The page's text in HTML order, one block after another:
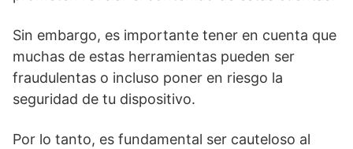
Sin embargo, es importante ‍tener en cuenta que
muchas de estas herramientas ⁤pueden ⁣ser
fraudulentas o‌ incluso⁢ poner en riesgo la
seguridad de tu dispositivo.
Por lo tanto, es fundamental ser cauteloso al